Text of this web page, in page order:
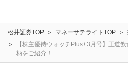
松井証券TOP マネーサテライトTOP
【株主優待ウォッチPlus+3月号】王道
柄をご紹介！